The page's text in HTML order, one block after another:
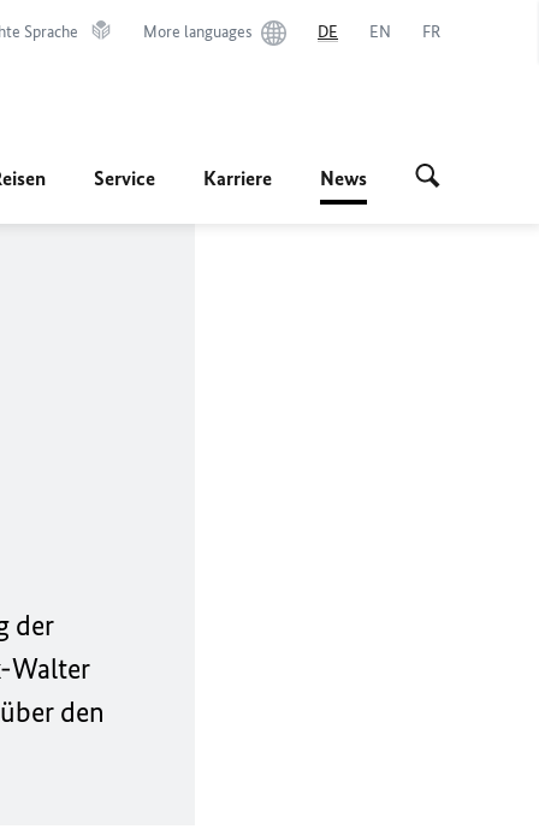
Sprache More languages DE EN FR
Service Karriere News
der
Walter
den